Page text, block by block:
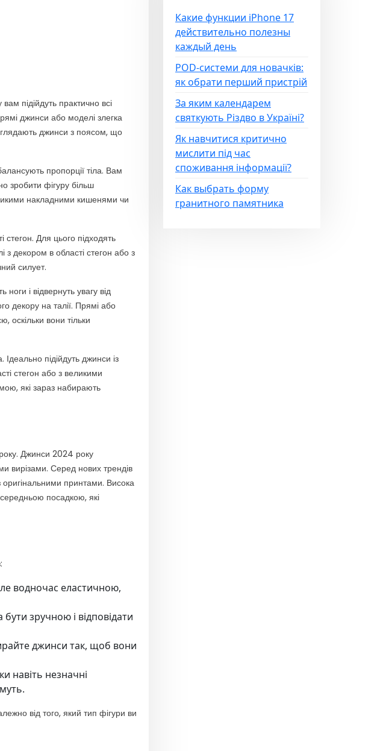
підійдуть практично всі
джинси або моделі злегка
джинси з поясом, що
пропорції тіла. Вам
зробити фігуру більш
накладними кишенями чи
стегон. Для цього підходять
декором в області стегон або з
силует.
і відвернуть увагу від
декору на талії. Прямі або
оскільки вони тільки
підійдуть джинси із
стегон або з великими
які зараз набирають
Джинси 2024 року
вирізами. Серед нових трендів
принтами. Висока
посадкою, які
водночас еластичною,
зручною і відповідати
джинси так, щоб вони
навіть незначні
від того, який тип фігури ви
Какие функции iPhone 17
действительно полезны
каждый день
POD-системи для новачків:
як обрати перший пристрій
За яким календарем
святкують Різдво в Україні?
Як навчитися критично
мислити під час
споживання інформації?
Как выбрать форму
гранитного памятника